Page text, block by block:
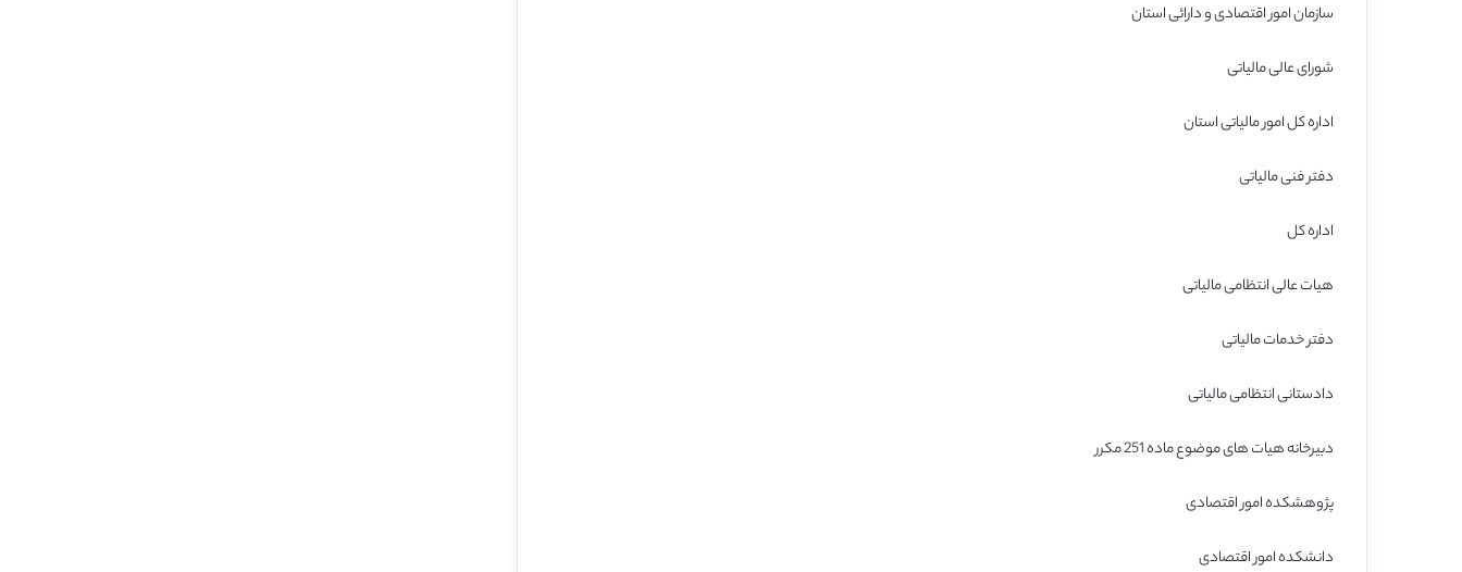
سازمان امور اقتصادی و دارائی استان
شورای عالی مالیاتی
اداره کل امور مالیاتی استان
دفتر فنی مالیاتی
اداره کل
هیات عالی انتظامی مالیاتی
دفتر خدمات مالیاتی
دادستانی انتظامی مالیاتی
دبیرخانه هیات های موضوع ماده 251 مکرر
پژوهشکده امور اقتصادی
دانشکده امور اقتصادی